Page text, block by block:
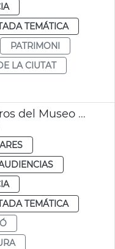
TEMÁTICA
PATRIMONI
LA CIUTAT
Restauración de 6 cuadros del Museo de la Ciudad
TEMÁTICA